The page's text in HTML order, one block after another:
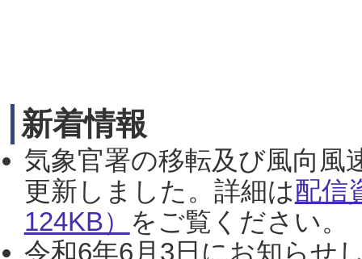
新着情報
気象官署の移転及び風向風
更新しました。詳細は配信
124KB） をご覧ください。
令和6年6月3日にお知らせ